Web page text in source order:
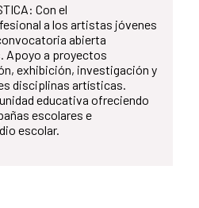
Con el
a los artistas jóvenes
abierta
Apoyo a proyectos
exhibición, investigación y
disciplinas artísticas.
educativa ofreciendo
escolares e
escolar.